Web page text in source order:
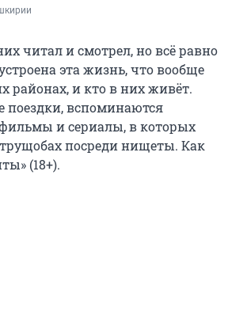
читал и смотрел, но всё равно
эта жизнь, что вообще
районах, и кто в них живёт.
поездки, вспоминаются
и сериалы, в которых
посреди нищеты. Как
(18+).